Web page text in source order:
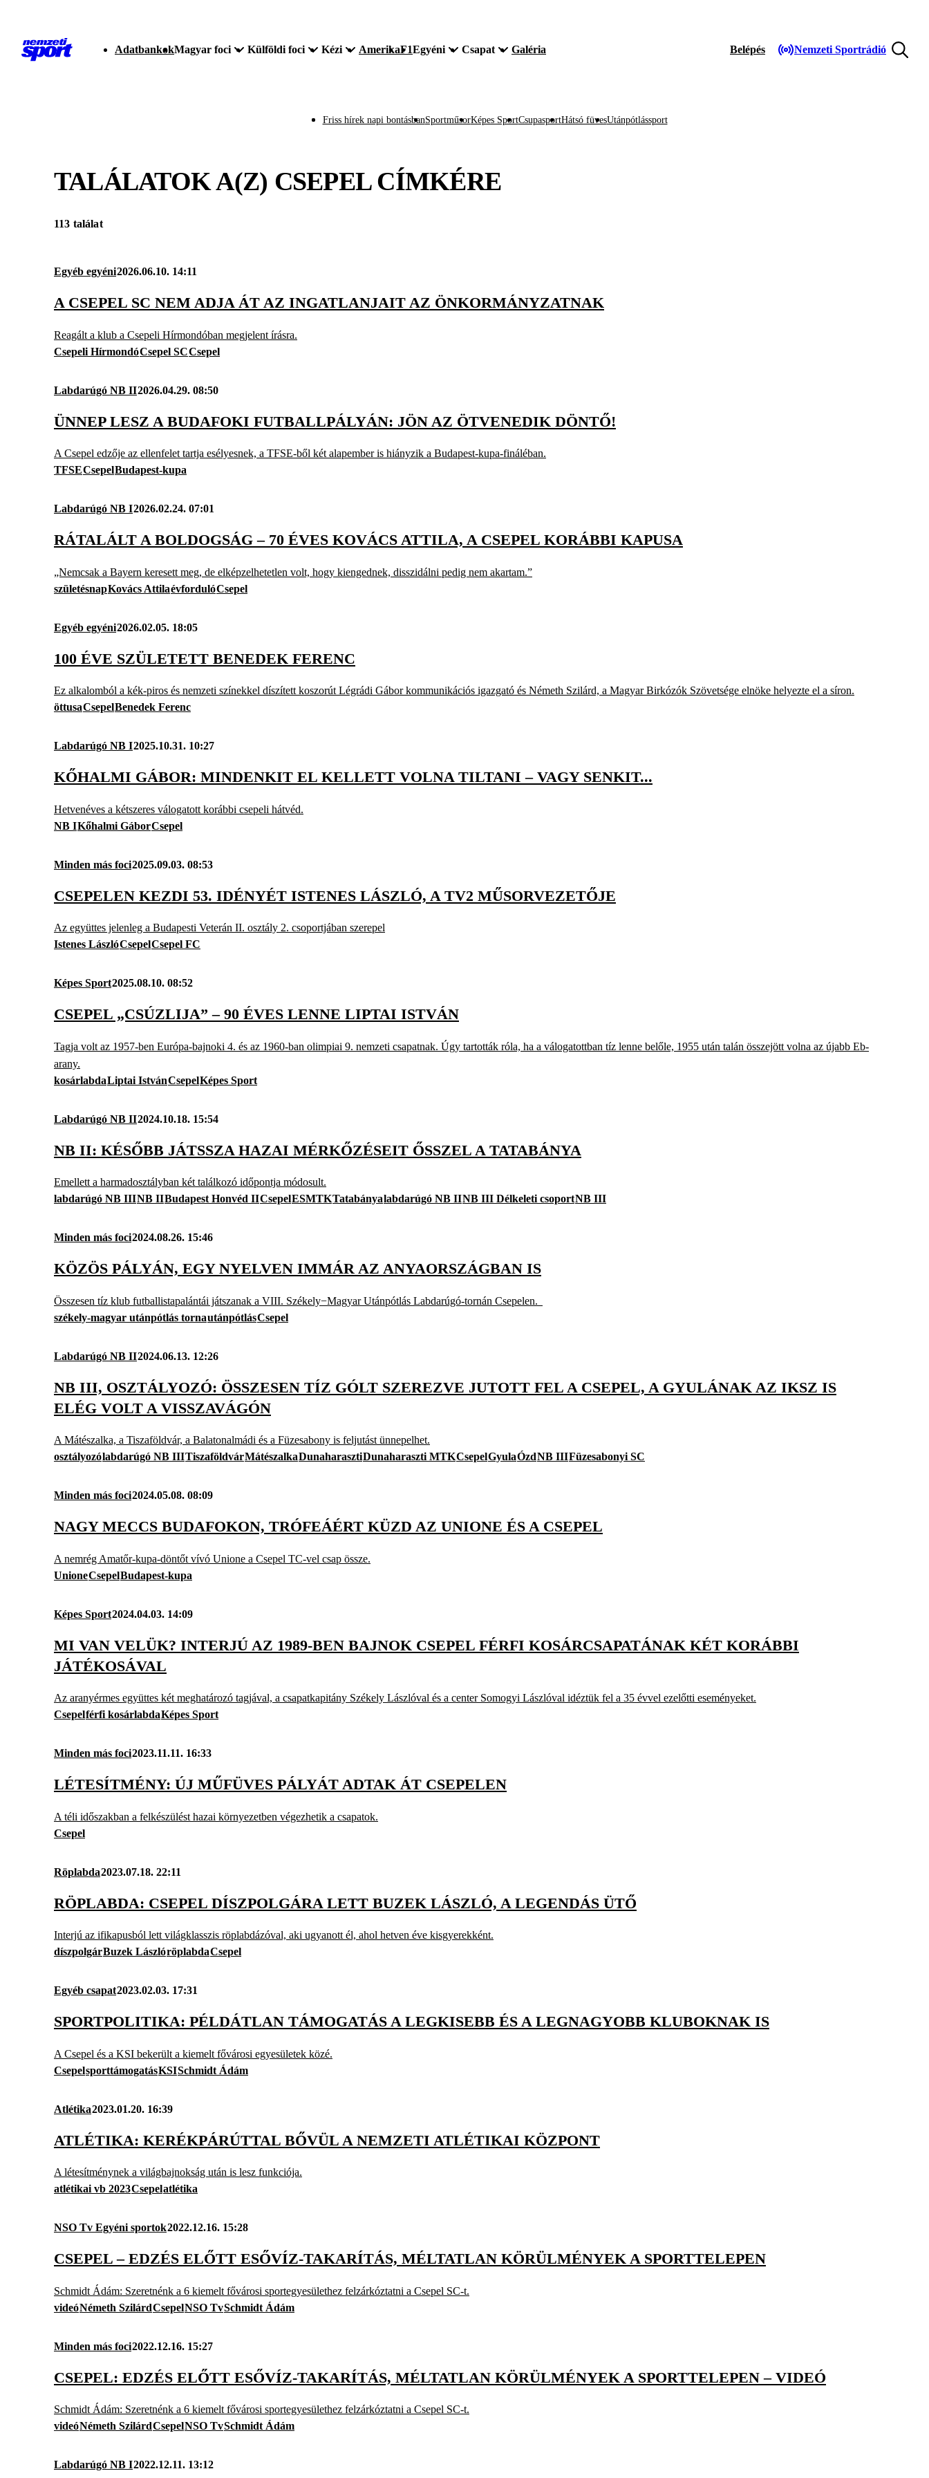
AdatbankokMagyar foci Külföldi foci Kézi AmerikaF1Egyéni Csapat Galéria Belépés Nemzeti Sportrádió
Friss hírek napi bontásbanSportműsorKépes SportCsupasportHátsó füvesUtánpótlássport
TALÁLATOK A(Z) CSEPELCÍMKÉRE
113 találat
Egyéb egyéni2026.06.10. 14:11
A CSEPEL SC NEM ADJA ÁT AZ INGATLANJAIT AZ ÖNKORMÁNYZATNAK
Reagált a klub a Csepeli Hírmondóban megjelent írásra.
Csepeli HírmondóCsepel SCCsepel
Labdarúgó NB II2026.04.29. 08:50
ÜNNEP LESZ A BUDAFOKI FUTBALLPÁLYÁN: JÖN AZ ÖTVENEDIK DÖNTŐ!
A Csepel edzője az ellenfelet tartja esélyesnek, a TFSE-ből két alapember is hiányzik a Budapest-kupa-fináléban.
TFSECsepelBudapest-kupa
Labdarúgó NB I2026.02.24. 07:01
RÁTALÁLT A BOLDOGSÁG – 70 ÉVES KOVÁCS ATTILA, A CSEPEL KORÁBBI KAPUSA
„Nemcsak a Bayern keresett meg, de elképzelhetetlen volt, hogy kiengednek, disszidálni pedig nem akartam.”
születésnapKovács AttilaévfordulóCsepel
Egyéb egyéni2026.02.05. 18:05
100 ÉVE SZÜLETETT BENEDEK FERENC
Ez alkalomból a kék-piros és nemzeti színekkel díszített koszorút Légrádi Gábor kommunikációs igazgató és Németh Szilárd, a Magyar Birkózók Szövetsége elnöke helyezte el a síron.
öttusaCsepelBenedek Ferenc
Labdarúgó NB I2025.10.31. 10:27
KŐHALMI GÁBOR: MINDENKIT EL KELLETT VOLNA TILTANI – VAGY SENKIT...
Hetvenéves a kétszeres válogatott korábbi csepeli hátvéd.
NB IKőhalmi GáborCsepel
Minden más foci2025.09.03. 08:53
CSEPELEN KEZDI 53. IDÉNYÉT ISTENES LÁSZLÓ, A TV2 MŰSORVEZETŐJE
Az együttes jelenleg a Budapesti Veterán II. osztály 2. csoportjában szerepel
Istenes LászlóCsepelCsepel FC
Képes Sport2025.08.10. 08:52
CSEPEL „CSÚZLIJA” – 90 ÉVES LENNE LIPTAI ISTVÁN
Tagja volt az 1957-ben Európa-bajnoki 4. és az 1960-ban olimpiai 9. nemzeti csapatnak. Úgy tartották róla, ha a válogatottban tíz lenne belőle, 1955 után talán összejött volna az újabb Eb-
arany.
kosárlabdaLiptai IstvánCsepelKépes Sport
Labdarúgó NB II2024.10.18. 15:54
NB II: KÉSŐBB JÁTSSZA HAZAI MÉRKŐZÉSEIT ŐSSZEL A TATABÁNYA
Emellett a harmadosztályban két találkozó időpontja módosult.
labdarúgó NB IIINB IIBudapest Honvéd IICsepelESMTKTatabányalabdarúgó NB IINB III Délkeleti csoportNB III
Minden más foci2024.08.26. 15:46
KÖZÖS PÁLYÁN, EGY NYELVEN IMMÁR AZ ANYAORSZÁGBAN IS
Összesen tíz klub futballistapalántái játszanak a VIII. Székely−Magyar Utánpótlás Labdarúgó-tornán Csepelen.
székely-magyar utánpótlás tornautánpótlásCsepel
Labdarúgó NB II2024.06.13. 12:26
NB III, OSZTÁLYOZÓ: ÖSSZESEN TÍZ GÓLT SZEREZVE JUTOTT FEL A CSEPEL, A GYULÁNAK AZ IKSZ IS
ELÉG VOLT A VISSZAVÁGÓN
A Mátészalka, a Tiszaföldvár, a Balatonalmádi és a Füzesabony is feljutást ünnepelhet.
osztályozólabdarúgó NB IIITiszaföldvárMátészalkaDunaharasztiDunaharaszti MTKCsepelGyulaÓzdNB IIIFüzesabonyi SC
Minden más foci2024.05.08. 08:09
NAGY MECCS BUDAFOKON, TRÓFEÁÉRT KÜZD AZ UNIONE ÉS A CSEPEL
A nemrég Amatőr-kupa-döntőt vívó Unione a Csepel TC-vel csap össze.
UnioneCsepelBudapest-kupa
Képes Sport2024.04.03. 14:09
MI VAN VELÜK? INTERJÚ AZ 1989-BEN BAJNOK CSEPEL FÉRFI KOSÁRCSAPATÁNAK KÉT KORÁBBI
JÁTÉKOSÁVAL
Az aranyérmes együttes két meghatározó tagjával, a csapatkapitány Székely Lászlóval és a center Somogyi Lászlóval idéztük fel a 35 évvel ezelőtti eseményeket.
Csepelférfi kosárlabdaKépes Sport
Minden más foci2023.11.11. 16:33
LÉTESÍTMÉNY: ÚJ MŰFÜVES PÁLYÁT ADTAK ÁT CSEPELEN
A téli időszakban a felkészülést hazai környezetben végezhetik a csapatok.
Csepel
Röplabda2023.07.18. 22:11
RÖPLABDA: CSEPEL DÍSZPOLGÁRA LETT BUZEK LÁSZLÓ, A LEGENDÁS ÜTŐ
Interjú az ifikapusból lett világklasszis röplabdázóval, aki ugyanott él, ahol hetven éve kisgyerekként.
díszpolgárBuzek LászlóröplabdaCsepel
Egyéb csapat2023.02.03. 17:31
SPORTPOLITIKA: PÉLDÁTLAN TÁMOGATÁS A LEGKISEBB ÉS A LEGNAGYOBB KLUBOKNAK IS
A Csepel és a KSI bekerült a kiemelt fővárosi egyesületek közé.
CsepelsporttámogatásKSISchmidt Ádám
Atlétika2023.01.20. 16:39
ATLÉTIKA: KERÉKPÁRÚTTAL BŐVÜL A NEMZETI ATLÉTIKAI KÖZPONT
A létesítménynek a világbajnokság után is lesz funkciója.
atlétikai vb 2023Csepelatlétika
NSO Tv Egyéni sportok2022.12.16. 15:28
CSEPEL – EDZÉS ELŐTT ESŐVÍZ-TAKARÍTÁS, MÉLTATLAN KÖRÜLMÉNYEK A SPORTTELEPEN
Schmidt Ádám: Szeretnénk a 6 kiemelt fővárosi sportegyesülethez felzárkóztatni a Csepel SC-t.
videóNémeth SzilárdCsepelNSO TvSchmidt Ádám
Minden más foci2022.12.16. 15:27
CSEPEL: EDZÉS ELŐTT ESŐVÍZ-TAKARÍTÁS, MÉLTATLAN KÖRÜLMÉNYEK A SPORTTELEPEN – VIDEÓ
Schmidt Ádám: Szeretnénk a 6 kiemelt fővárosi sportegyesülethez felzárkóztatni a Csepel SC-t.
videóNémeth SzilárdCsepelNSO TvSchmidt Ádám
Labdarúgó NB I2022.12.11. 13:12